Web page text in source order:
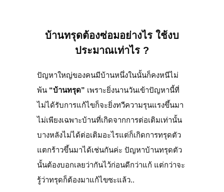
บ้านทรุดต้องซ่อมอย่างไร ใช้งบ
ประมาณเท่าไร ?
ปัญหาใหญ่ของคนมีบ้านหนึ่งในนั้นก็คงหนีไม่
พ้น “บ้านทรุด” เพราะยิ่งนานวันเข้าปัญหานี้ที่
ไม่ได้รับการแก้ไขก็จะยิ่งทวีความรุนแรงขึ้นมา
ไม่เพียงเฉพาะบ้านที่เกิดจากการต่อเติมเท่านั้น
บางหลังไม่ได้ต่อเติมอะไรแต่ก็เกิดการทรุดตัว
แตกร้าวขึ้นมาได้เช่นกันค่ะ ปัญหาบ้านทรุดตัว
นั้นต้องบอกเลยว่ากันไว้ก่อนดีกว่าแก้ แต่กว่าจะ
รู้ว่าทรุดก็ต้องมาแก้ไขซะแล้ว..